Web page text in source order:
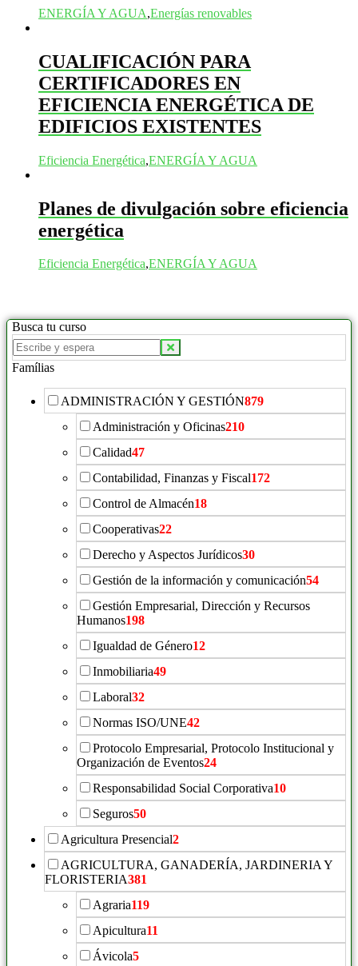
ENERGÍA Y AGUA,Energías renovables
CUALIFICACIÓN PARA
CERTIFICADORES EN
EFICIENCIA ENERGÉTICA DE
EDIFICIOS EXISTENTES
Eficiencia Energética,ENERGÍA Y AGUA
Planes de divulgación sobre eficiencia
energética
Eficiencia Energética,ENERGÍA Y AGUA
Busca tu curso
Buscar
productos:
Famílias
ADMINISTRACIÓN Y GESTIÓN879
Administración y Oficinas210
Calidad47
Contabilidad, Finanzas y Fiscal172
Control de Almacén18
Cooperativas22
Derecho y Aspectos Jurídicos30
Gestión de la información y comunicación54
Gestión Empresarial, Dirección y Recursos
Humanos198
Igualdad de Género12
Inmobiliaria49
Laboral32
Normas ISO/UNE42
Protocolo Empresarial, Protocolo Institucional y
Organización de Eventos24
Responsabilidad Social Corporativa10
Seguros50
Agricultura Presencial2
AGRICULTURA, GANADERÍA, JARDINERIA Y
FLORISTERIA381
Agraria119
Apicultura11
Ávicola5